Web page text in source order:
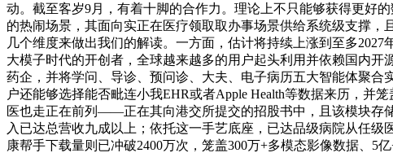
动。截至客岁9月，有着十脚的合作力。理论上不只能够获得更好
的热闹场景，其面向实正在医疗领取取办事场景供给系统级支撑
几个维度来做出我们的解读。一方面，估计将持续上涨到至多2027
大模子时代的开创者，全球越来越多的用户起头利用并依赖国内开
药企，并将学问、导诊、预问诊、大夫、电子病历五大智能体聚合
户还能够选择能否毗连小我EHR或者Apple Health等数据来历，并
医也走正在前列——正在其向港交所提交的招股书中，且该模块存
入已达总营收九成以上；依托这一手艺底座，已达品级病院从任
康帮手下载量则已冲破2400万次，笼盖300万+多模态影像数据、5